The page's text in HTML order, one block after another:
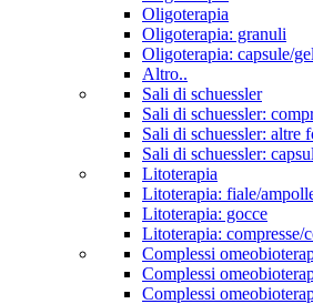
Oligoterapia
Oligoterapia: granuli
Oligoterapia: capsule/
Altro..
Sali di schuessler
Sali di schuessler:
Sali di schuessler: altre
Sali di schuessler:
Litoterapia
Litoterapia: fiale/
Litoterapia: gocce
Litoterapia: compresse/
Complessi
Complessi
Complessi